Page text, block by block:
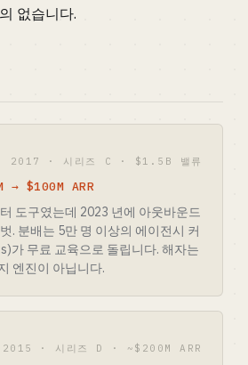
없습니다.
2017 · 시리즈 C · $1.5B 밸류
→ $100M ARR
도구였는데 2023 년에 아웃바운드
. 분배는 5만 명 이상의 에이전시 커
가 무료 교육으로 돌립니다. 해자는
엔진이 아닙니다.
2015 · 시리즈 D · ~$200M ARR